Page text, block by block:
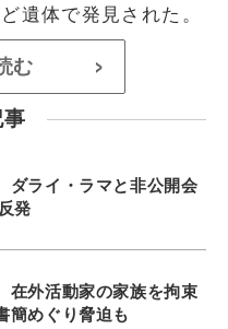
遺体で発見された。
む >
ダライ・ラマと非公開会
発
在外活動家の家族を拘束
簡めぐり脅迫も